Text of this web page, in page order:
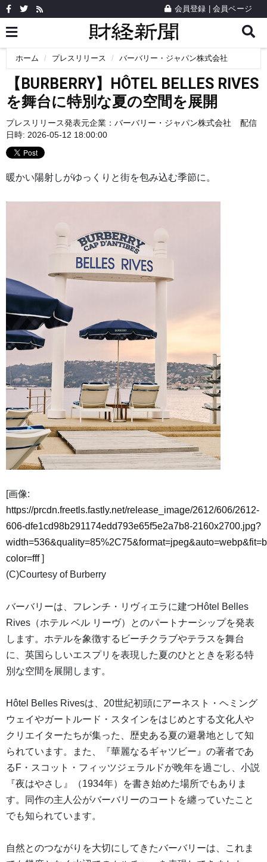
会員登録 会員ページ
ホーム プレスリリース バーバリー・ジャパン株式会社
【BURBERRY】HÔTEL BELLES RIVES
を舞台に特別な夏の空間を展開
プレスリリース発表元企業： バーバリー・ジャパン株式会社
配信
日時: 2026-05-12 18:00:00
暖かい陽射しがゆっくりと街を包み込む季節に。
[画像:
https://prcdn.freetls.fastly.net/release_image/2612/606/2612-
606-dfe1cd98b291174edd793e65f5e2a7b8-2160x2700.jpg?
color=fff]
(C)Courtesy of Burberry
バーバリーは、フレンチ・リヴィエラに建つHôtel Belles
Rives（ホテル ベル リーヴ）とのパートナーシップを発表
します。ホテルを象徴するビーチクラブやテラスを舞台
に、英国らしいエスプリを表現した夏のひとときを彩る特
別な空間を展開します。
Hôtel Belles Rivesは、20世紀初頭にアーネスト・ヘミング
ウェイやガートルード・スタインをはじめとする文化人や
クリエイターたちが集った、歴史ある夏の避暑地として知
られています。また、『華麗なるギャツビー』の著者であ
るF・スコット・フィッツジェラルドが晩年を過ごし、小説
『夜はやさし』（1934年）を書き始めた場所でもありま
す。同作の主人公がバーバリーのコートを纏っていたこと
でも知られています。
自然とのつながりを大切にしてきたバーバリーは、これま